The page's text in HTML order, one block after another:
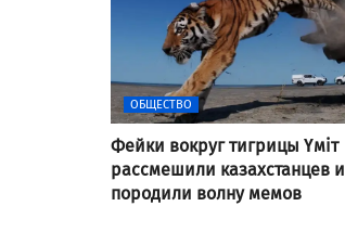
ОБЩЕСТВО
Фейки вокруг тигрицы Үміт
рассмешили казахстанцев и
породили волну мемов